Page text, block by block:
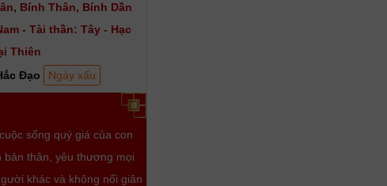
Bính Thân, Bính Dần
- Tài thần: Tây - Hạc
Thiên
Đạo Ngày xấu
sống quý giá của con
thân, yêu thương mọi
khác và không nổi giận